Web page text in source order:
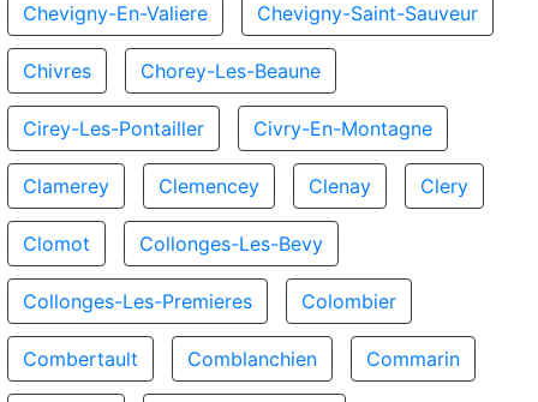
Chevigny-En-Valiere Chevigny-Saint-Sauveur
Chivres Chorey-Les-Beaune
Cirey-Les-Pontailler Civry-En-Montagne
Clamerey Clemencey Clenay Clery
Clomot Collonges-Les-Bevy
Collonges-Les-Premieres Colombier
Combertault Comblanchien Commarin